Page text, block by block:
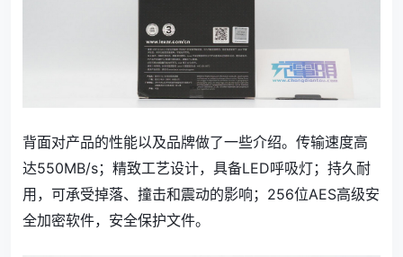
背面对产品的性能以及品牌做了一些介绍。传输速度高
达550MB/s；精致工艺设计，具备LED呼吸灯；持久耐
用，可承受掉落、撞击和震动的影响；256位AES高级安
全加密软件，安全保护文件。